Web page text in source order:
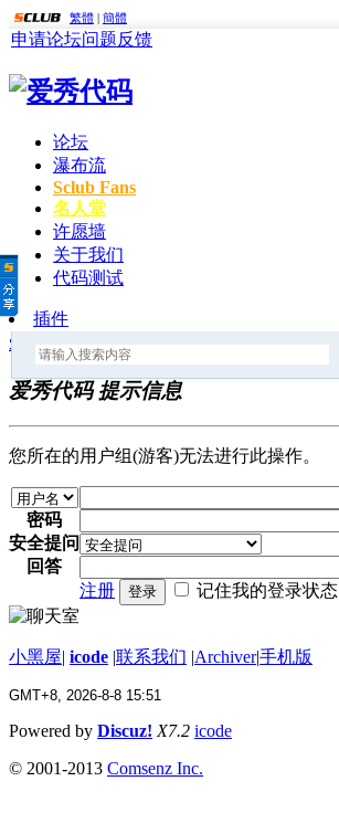
繁體 | 簡體
申请论坛问题反馈
论坛
瀑布流
Sclub Fans
名人堂
许愿墙
关于我们
代码测试
插件
爱秀代码
爱秀代码 提示信息
您所在的用户组(游客)无法进行此操作。
密码
安全提问
回答
注册
登录 记住我的登录状态
小黑屋| icode |联系我们 |Archiver|手机版
GMT+8, 2026-8-8 15:51
Powered by Discuz! X7.2 icode
© 2001-2013 Comsenz Inc.